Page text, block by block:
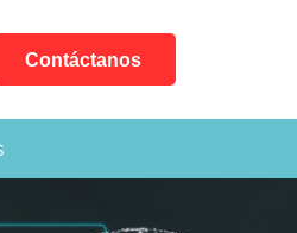
Contáctanos